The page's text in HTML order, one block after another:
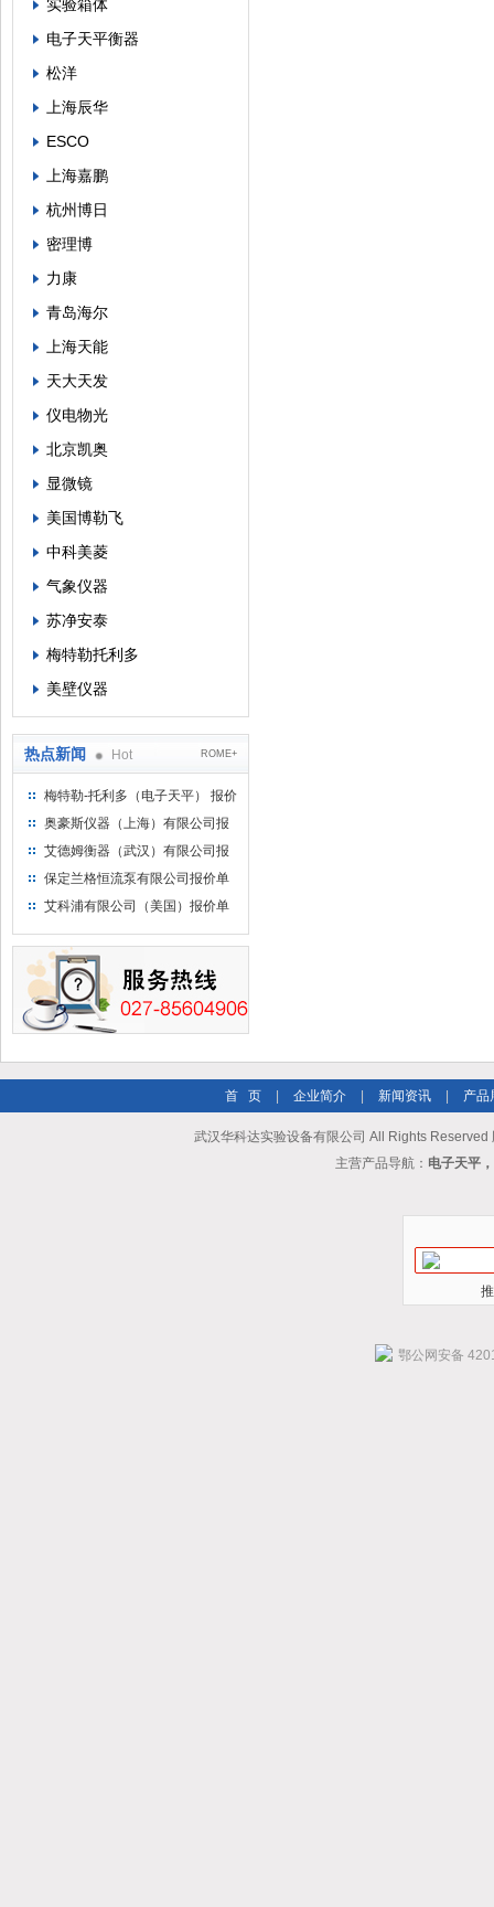
实验箱体
电子天平衡器
松洋
上海辰华
ESCO
上海嘉鹏
杭州博日
密理博
力康
青岛海尔
上海天能
天大天发
仪电物光
北京凯奥
显微镜
美国博勒飞
中科美菱
气象仪器
苏净安泰
梅特勒托利多
美壁仪器
热点新闻 Hot ROME+
梅特勒-托利多（电子天平） 报价
单
奥豪斯仪器（上海）有限公司报
价单
艾德姆衡器（武汉）有限公司报
价单
保定兰格恒流泵有限公司报价单
艾科浦有限公司（美国）报价单
首 页 企业简介 新闻资讯 产品
武汉华科达实验设备有限公司 All Rights Reserved
主营产品导航： 电子天平
鄂公网安备